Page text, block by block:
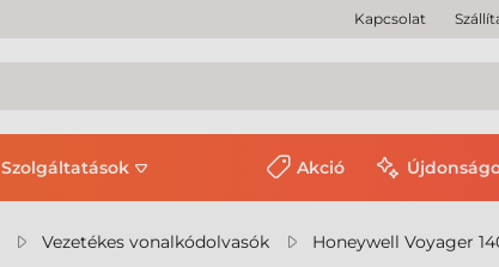
Kapcsolat
Szolgáltatások Akció
Vezetékes vonalkódolvasók Honeywell Voyager